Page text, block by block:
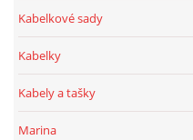
Kabelkové sady
Kabelky
Kabely a tašky
Marina